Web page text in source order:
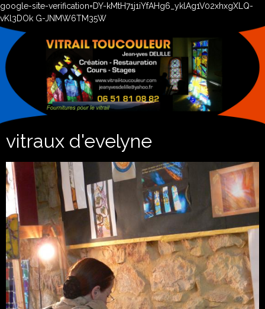
google-site-verification=DY-kMtH71j1iYfAHg6_yklAg1V02xhxgXLQ-
vKl3DOk G-JNMW6TM35W
vitraux d'evelyne